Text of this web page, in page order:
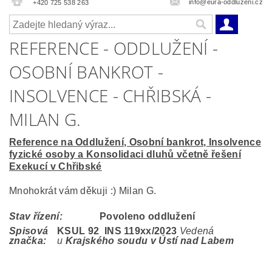
+420 725 538 263 info@eura-oddluzeni.cz
REFERENCE - ODDLUŽENÍ -
OSOBNÍ BANKROT -
INSOLVENCE - CHŘIBSKÁ -
MILAN G.
Reference na Oddlužení, Osobní bankrot, Insolvence
fyzické osoby a Konsolidaci dluhů včetně řešení
Exekucí v Chřibské
Mnohokrát vám děkuji :) Milan G.
Stav řízení:
Povoleno oddlužení
Spisová
značka:
KSUL 92 INS 119xx/2023 Vedená
u Krajského soudu v Ústí nad Labem